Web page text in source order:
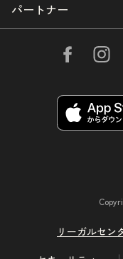
パートナー
リーガルセン